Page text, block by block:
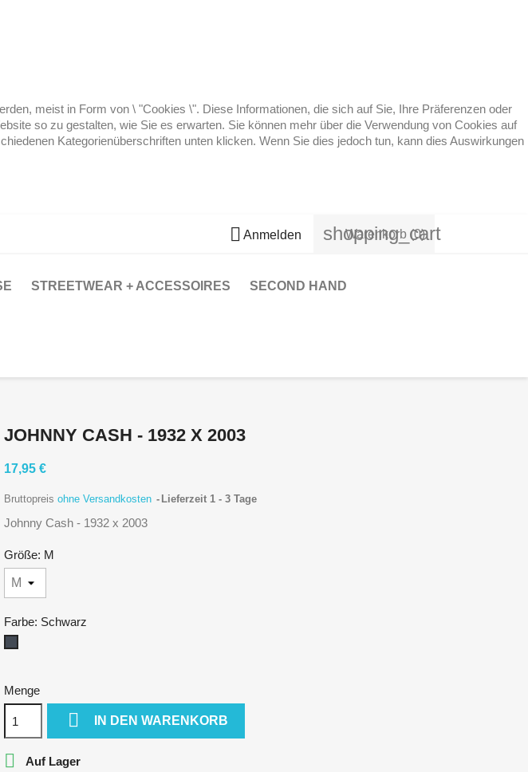
meist in Form von \ "Cookies \". Diese Informationen, die sich auf Sie, Ihre Präferenzen oder
so zu gestalten, wie Sie es erwarten. Sie können mehr über die Verwendung von Cookies auf
Kategorienüberschriften unten klicken. Wenn Sie dies jedoch tun, kann dies Auswirkungen
 Anmelden shopping_cart
Warenkorb (0)
STREETWEAR + ACCESSOIRES SECOND HAND
JOHNNY CASH - 1932 X 2003
17,95 €
Bruttopreis ohne Versandkosten Lieferzeit 1 - 3 Tage
Johnny Cash - 1932 x 2003
Größe: M
Farbe: Schwarz
Menge
 IN DEN WARENKORB
 Auf Lager